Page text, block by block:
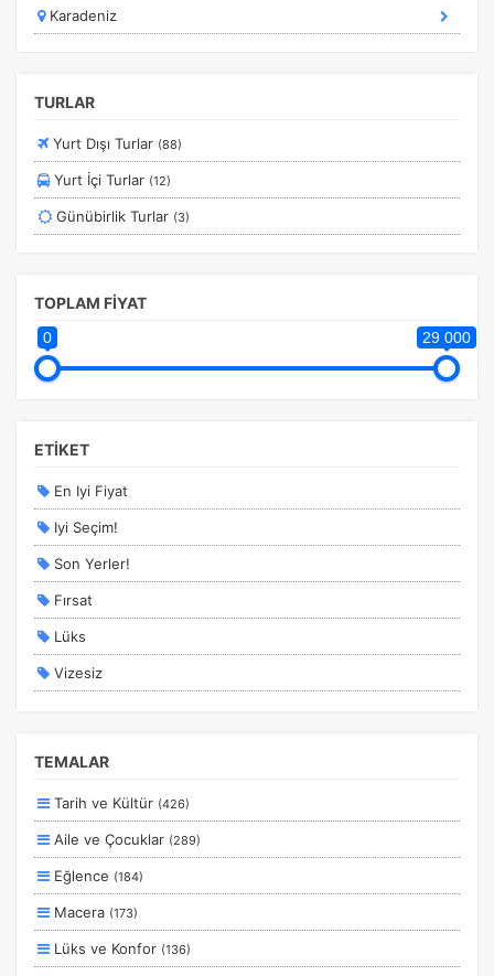
Rusya Turları
Sömestir Turları
Turistik Doğu Ekspresi Turları
Turlar
Yurtdışı Turları
Karadeniz
TURLAR
Yurt Dışı Turlar (88)
Yurt İçi Turlar (12)
Günübirlik Turlar (3)
TOPLAM FİYAT
0 29 000
ETİKET
En Iyi Fiyat
Iyi Seçim!
Son Yerler!
Fırsat
Lüks
Vizesiz
Planlanan
Otobüs Ile
Uçak Ile
Ekstralar Dahil
TEMALAR
Tarih ve Kültür (426)
Aile ve Çocuklar (289)
Eğlence (184)
Macera (173)
Lüks ve Konfor (136)